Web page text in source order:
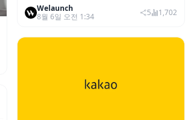
Welaunch
8월 6일 오전 1:34
5 1,702